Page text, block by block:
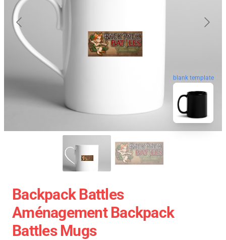
blank template
Backpack Battles
Aménagement Backpack
Battles Mugs